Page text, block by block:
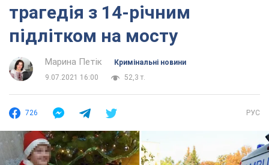
трагедія з 14-річним
підлітком на мосту
Марина Петік
Кримінальні новини
9.07.2021 16:00
52,3 т.
726 РУС